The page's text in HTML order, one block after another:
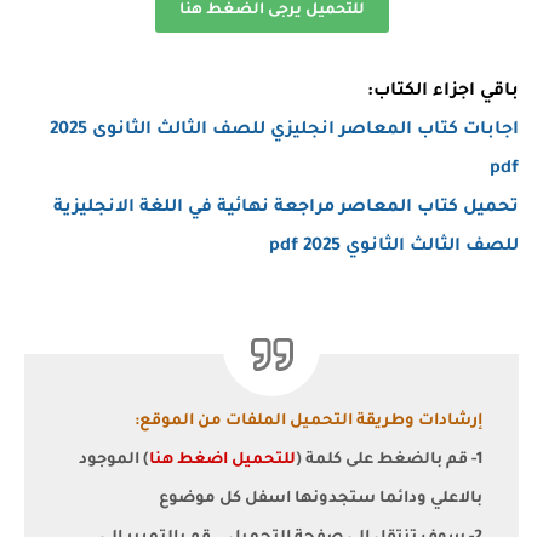
للتحميل يرجى الضغط هنا
باقي اجزاء الكتاب:
اجابات كتاب المعاصر انجليزي للصف الثالث الثانوى 2025
pdf
تحميل كتاب المعاصر مراجعة نهائية في اللغة الانجليزية
للصف الثالث الثانوي 2025 pdf
إرشادات وطريقة التحميل الملفات من الموقع:
1- قم بالضغط على كلمة ( للتحميل اضغط هنا) الموجود
بالاعلي ودائما ستجدونها اسفل كل موضوع